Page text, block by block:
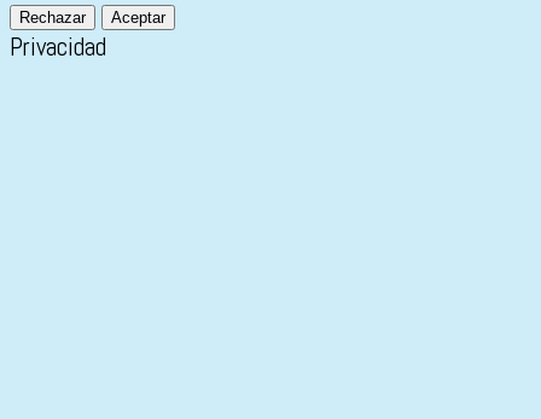
Rechazar Aceptar
Privacidad